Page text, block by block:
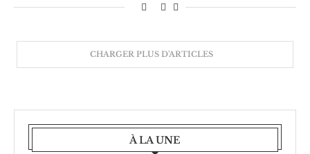
CHARGER PLUS D'ARTICLES
À LA UNE